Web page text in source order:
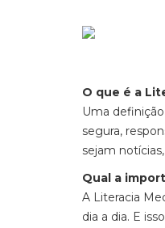
O que é a
Uma
segura,
sejam
Qual a
A Literacia
dia a dia. E